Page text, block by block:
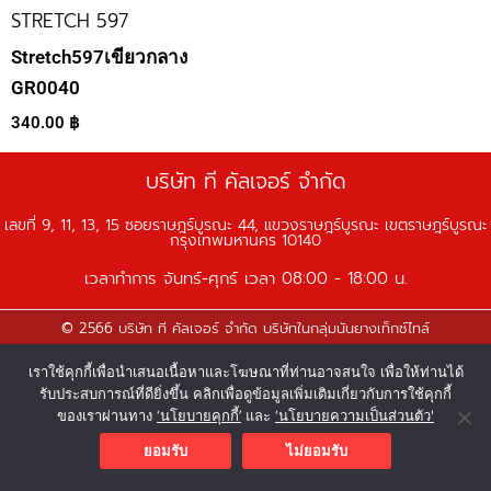
STRETCH 597
Stretch597เขียวกลาง
GR0040
340.00 ฿
บริษัท ที คัลเจอร์ จำกัด
เลขที่ 9, 11, 13, 15 ซอยราษฎร์บูรณะ 44, แขวงราษฎร์บูรณะ เขตราษฎร์บูรณะ
กรุงเทพมหานคร 10140
เวลาทำการ จันทร์-ศุกร์ เวลา 08:00 - 18:00 น.
© 2566 บริษัท ที คัลเจอร์ จำกัด บริษัทในกลุ่มนันยางเท็กซ์ไทล์
F
a
c
e
b
Y
o
u
t
L
i
n
e
I
n
s
t
a
T
i
k
t
เราใช้คุกกี้เพื่อนำเสนอเนื้อหาและโฆษณาที่ท่านอาจสนใจ เพื่อให้ท่านได้
รับประสบการณ์ที่ดียิ่งขึ้น คลิกเพื่อดูข้อมูลเพิ่มเติมเกี่ยวกับการใช้คุกกี้
ของเราผ่านทาง ‘นโยบายคุกกี้’ และ ‘นโยบายความเป็นส่วนตัว'
ยอมรับ
ไม่ยอมรับ